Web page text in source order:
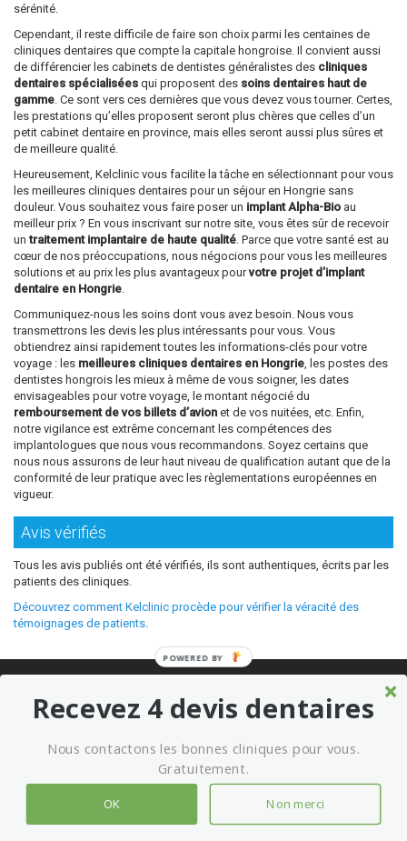
sérénité.
Cependant, il reste difficile de faire son choix parmi les centaines de
cliniques dentaires que compte la capitale hongroise. Il convient aussi
de différencier les cabinets de dentistes généralistes des cliniques
dentaires spécialisées qui proposent des soins dentaires haut de
gamme. Ce sont vers ces dernières que vous devez vous tourner. Certes,
les prestations qu’elles proposent seront plus chères que celles d’un
petit cabinet dentaire en province, mais elles seront aussi plus sûres et
de meilleure qualité.
Heureusement, Kelclinic vous facilite la tâche en sélectionnant pour vous
les meilleures cliniques dentaires pour un séjour en Hongrie sans
douleur. Vous souhaitez vous faire poser un implant Alpha-Bio au
meilleur prix ? En vous inscrivant sur notre site, vous êtes sûr de recevoir
untraitement implantaire de haute qualité. Parce que votre santé est au
cœur de nos préoccupations, nous négocions pour vous les meilleures
solutions et au prix les plus avantageux pourvotre projet d’implant
dentaire en Hongrie.
Communiquez-nous les soins dont vous avez besoin. Nous vous
transmettrons les devis les plus intéressants pour vous. Vous
obtiendrez ainsi rapidement toutes les informations-clés pour votre
voyage : les meilleures cliniques dentaires en Hongrie, les postes des
dentistes hongrois les mieux à même de vous soigner, les dates
envisageables pour votre voyage, le montant négocié du
remboursement de vos billets d’avion et de vos nuitées, etc. Enfin,
notre vigilance est extrême concernant les compétences des
implantologues que nous vous recommandons. Soyez certains que
nous nous assurons de leur haut niveau de qualification autant que de la
conformité de leur pratique avec les règlementations européennes en
vigueur.
Avis vérifiés
Tous les avis publiés ont été vérifiés, ils sont authentiques, écrits par les
patients des cliniques.
Découvrez comment Kelclinic procède pour vérifier la véracité des
témoignages de patients.
Conditions générales d’utilisation Mentions légales
Recevez 4 devis dentaires
Nous contactons les bonnes cliniques pour vous.
Gratuitement.
OK Non merci
POWERED BY